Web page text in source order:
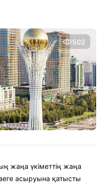
502
жаңа үкіметтің жаңа
асыруына қатысты